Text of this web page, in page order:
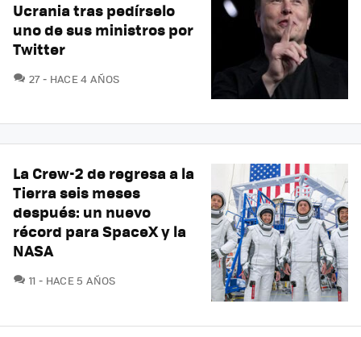
Ucrania tras pedírselo
uno de sus ministros por
Twitter
27COMENTARIOS
HACE 4 AÑOS
La Crew-2 de regresa a la
Tierra seis meses
después: un nuevo
récord para SpaceX y la
NASA
11 COMENTARIOS
HACE 5 AÑOS